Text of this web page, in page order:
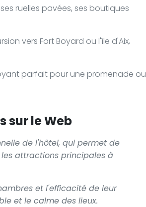
ruelles pavées, ses boutiques
vers Fort Boyard ou l'île d'Aix,
parfait pour une promenade ou
sur le Web
de l'hôtel, qui permet de
attractions principales à
et l'efficacité de leur
et le calme des lieux.